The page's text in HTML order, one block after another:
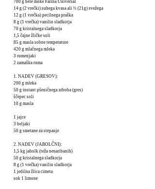
700 g bele moke Farina Universal
14 g (2 vrečki) suhega kvasa ali ½ (21g) svežega
12 g (1 vrečka) pecilnega praška
8 g (1 vrečka) vanilin sladkorja
70 g kristalnega sladkorja
1,5 čajne žličke soli
85 g masla sobne temperature
420 g mlačnega mleka
3 rumenjaki
2 zamaška ruma
1. NADEV (GRESOV):
200 g mleka
50 g instant pšeničnega zdroba (gres)
ščepec soli
10 g masla
1 jajce
3 beljaki
50 g smetane za stepanje
2. NADEV (JABOLČNI):
1,5 kg jabolk (teža nenaribanih)
50 g kristalnega sladkorja
8 g (1 vrečka) vanilin sladkorja
1 jedilna žlica cimeta
sok 1 limone